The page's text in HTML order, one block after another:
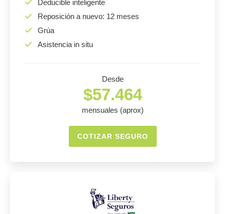
Deducible inteligente
Reposición a nuevo: 12 meses
Grúa
Asistencia in situ
Desde
$57.464
mensuales (aprox)
COTIZAR SEGURO